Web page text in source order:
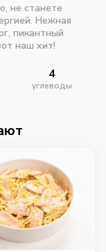
не станете
Нежная
пикантный
наш хит!
4
углеводы